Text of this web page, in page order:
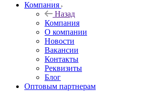
Компания
Назад
Компания
О компании
Новости
Вакансии
Контакты
Реквизиты
Блог
Оптовым партнерам